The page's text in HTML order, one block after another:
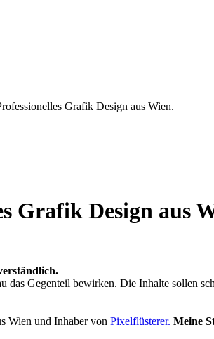
Grafik Design aus Wien.
Grafik Design aus
das Gegenteil bewirken. Die Inhalte sollen
Wien und Inhaber von Pixelflüsterer. Meine